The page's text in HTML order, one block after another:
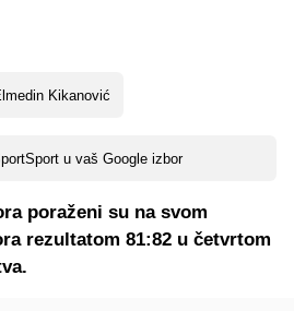
Kikanović
u vaš Google izbor
poraženi su na svom
rezultatom 81:82 u četvrtom